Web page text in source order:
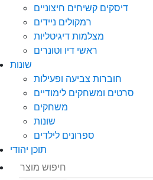
דיסקים קשיחים חיצוניים
רמקולים ניידים
מצלמות דיגיטליות
ראשי דיו וטונרים
שונות
חוברות צביעה ופעילות
סרטים ומשחקים לימודיים
משחקים
שונות
ספרונים לילדים
תוכן יהודי